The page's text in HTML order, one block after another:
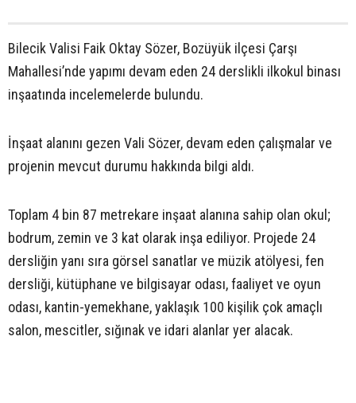
Bilecik Valisi Faik Oktay Sözer, Bozüyük ilçesi Çarşı
Mahallesi’nde yapımı devam eden 24 derslikli ilkokul binası
inşaatında incelemelerde bulundu.
İnşaat alanını gezen Vali Sözer, devam eden çalışmalar ve
projenin mevcut durumu hakkında bilgi aldı.
Toplam 4 bin 87 metrekare inşaat alanına sahip olan okul;
bodrum, zemin ve 3 kat olarak inşa ediliyor. Projede 24
dersliğin yanı sıra görsel sanatlar ve müzik atölyesi, fen
dersliği, kütüphane ve bilgisayar odası, faaliyet ve oyun
odası, kantin-yemekhane, yaklaşık 100 kişilik çok amaçlı
salon, mescitler, sığınak ve idari alanlar yer alacak.